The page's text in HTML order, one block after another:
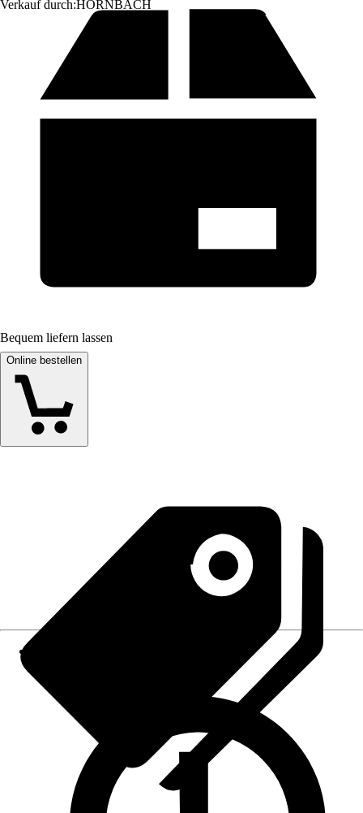
Verkauf durch:HORNBACH
Bequem liefern lassen
Online bestellen